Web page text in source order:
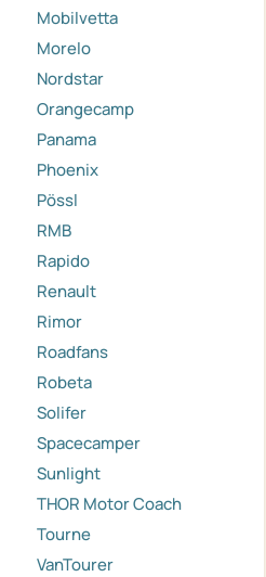
Mobilvetta
Morelo
Nordstar
Orangecamp
Panama
Phoenix
Pössl
RMB
Rapido
Renault
Rimor
Roadfans
Robeta
Solifer
Spacecamper
Sunlight
THOR Motor Coach
Tourne
VanTourer